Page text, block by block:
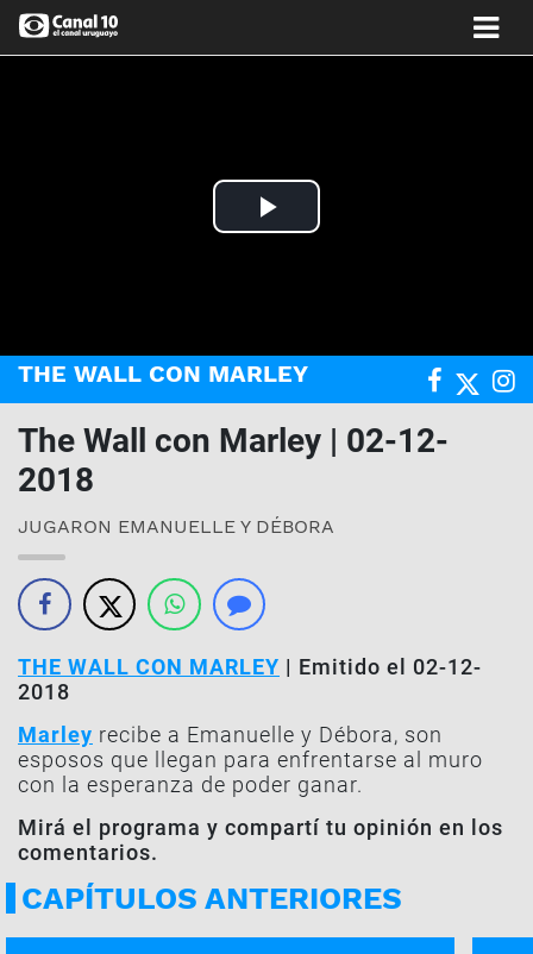
Play
THE WALL CON MARLEY
The Wall con Marley | 02-12-
2018
JUGARON EMANUELLE Y DÉBORA
THE WALL CON MARLEY | Emitido el 02-12-
2018
Marley recibe a Emanuelle y Débora, son
esposos que llegan para enfrentarse al muro
con la esperanza de poder ganar.
Mirá el programa y compartí tu opinión en los
comentarios.
CAPÍTULOS ANTERIORES
JUGARON CAMILA Y CATALINA